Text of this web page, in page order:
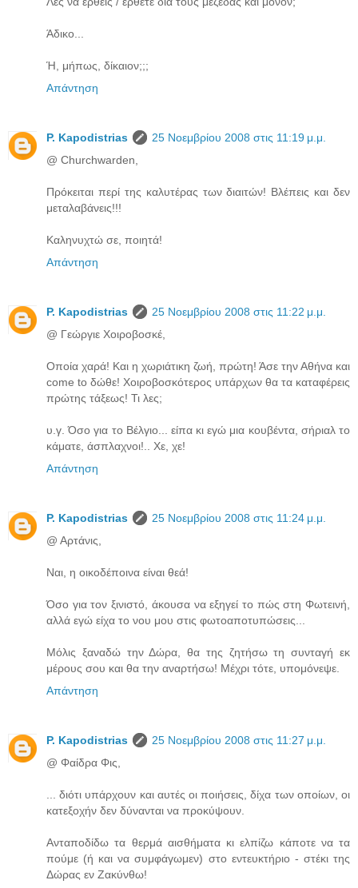
Άδικο...
Ή, μήπως, δίκαιον;;;
Απάντηση
P. Kapodistrias
25 Νοεμβρίου 2008 στις 11:19 μ.μ.
@ Churchwarden,
Πρόκειται περί της καλυτέρας των διαιτών! Βλέπεις και δεν
μεταλαβάνεις!!!
Καληνυχτώ σε, ποιητά!
Απάντηση
P. Kapodistrias
25 Νοεμβρίου 2008 στις 11:22 μ.μ.
@ Γεώργιε Χοιροβοσκέ,
Οποία χαρά! Και η χωριάτικη ζωή, πρώτη! Άσε την Αθήνα και
come to δώθε! Χοιροβοσκότερος υπάρχων θα τα καταφέρεις
πρώτης τάξεως! Τι λες;
υ.γ. Όσο για το Βέλγιο... είπα κι εγώ μια κουβέντα, σήριαλ το
κάματε, άσπλαχνοι!.. Χε, χε!
Απάντηση
P. Kapodistrias
25 Νοεμβρίου 2008 στις 11:24 μ.μ.
@ Αρτάνις,
Ναι, η οικοδέποινα είναι θεά!
Όσο για τον ξινιστό, άκουσα να εξηγεί το πώς στη Φωτεινή,
αλλά εγώ είχα το νου μου στις φωτοαποτυπώσεις...
Μόλις ξαναδώ την Δώρα, θα της ζητήσω τη συνταγή εκ
μέρους σου και θα την αναρτήσω! Μέχρι τότε, υπομόνεψε.
Απάντηση
P. Kapodistrias
25 Νοεμβρίου 2008 στις 11:27 μ.μ.
@ Φαίδρα Φις,
... διότι υπάρχουν και αυτές οι ποιήσεις, δίχα των οποίων, οι
κατεξοχήν δεν δύνανται να προκύψουν.
Ανταποδίδω τα θερμά αισθήματα κι ελπίζω κάποτε να τα
πούμε (ή και να συμφάγωμεν) στο εντευκτήριο - στέκι της
Δώρας εν Ζακύνθω!